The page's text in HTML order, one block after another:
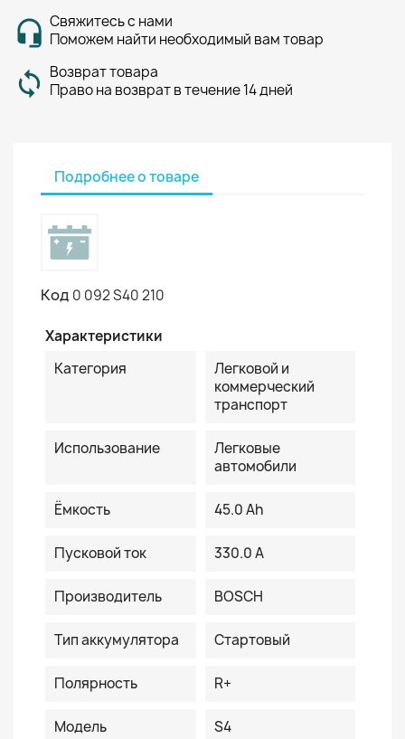
Свяжитесь с нами
Поможем найти необходимый вам товар
Возврат товара
Право на возврат в течение 14 дней
Подробнее о товаре
Код 0 092 S40 210
Характеристики
Категория
Легковой и
коммерческий
транспорт
Использование
Легковые
автомобили
Ёмкость 45.0 Ah
Пусковой ток 330.0 A
Производитель BOSCH
Тип аккумулятора Стартовый
Полярность R+
Модель S4